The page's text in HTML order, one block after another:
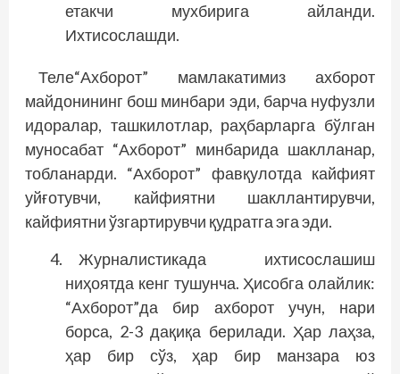
етакчи мухбирига айланди.
Ихтисослашди.
Теле“Ахборот” мамлакатимиз ахборот
майдонининг бош минбари эди, барча нуфузли
идоралар, ташкилотлар, раҳбарларга бўлган
муносабат “Ахборот” минбарида шаклланар,
тобланарди. “Ахборот” фавқулотда кайфият
уйғотувчи, кайфиятни шакл­лантирувчи,
кайфиятни ўзгартирувчи қудратга эга эди.
Журналистикада ихтисослашиш
ниҳоятда кенг тушунча. Ҳисобга олайлик:
“Ахборот”да бир ахборот учун, нари
борса, 2-3 дақиқа берилади. Ҳар лаҳза,
ҳар бир сўз, ҳар бир манзара юз